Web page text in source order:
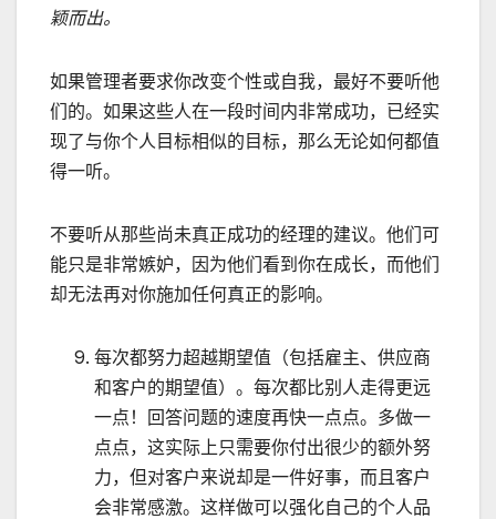
颖而出。
如果管理者要求你改变个性或自我，最好不要听他
们的。如果这些人在一段时间内非常成功，已经实
现了与你个人目标相似的目标，那么无论如何都值
得一听。
不要听从那些尚未真正成功的经理的建议。他们可
能只是非常嫉妒，因为他们看到你在成长，而他们
却无法再对你施加任何真正的影响。
每次都努力超越期望值（包括雇主、供应商
和客户的期望值）。每次都比别人走得更远
一点！回答问题的速度再快一点点。多做一
点点，这实际上只需要你付出很少的额外努
力，但对客户来说却是一件好事，而且客户
会非常感激。这样做可以强化自己的个人品